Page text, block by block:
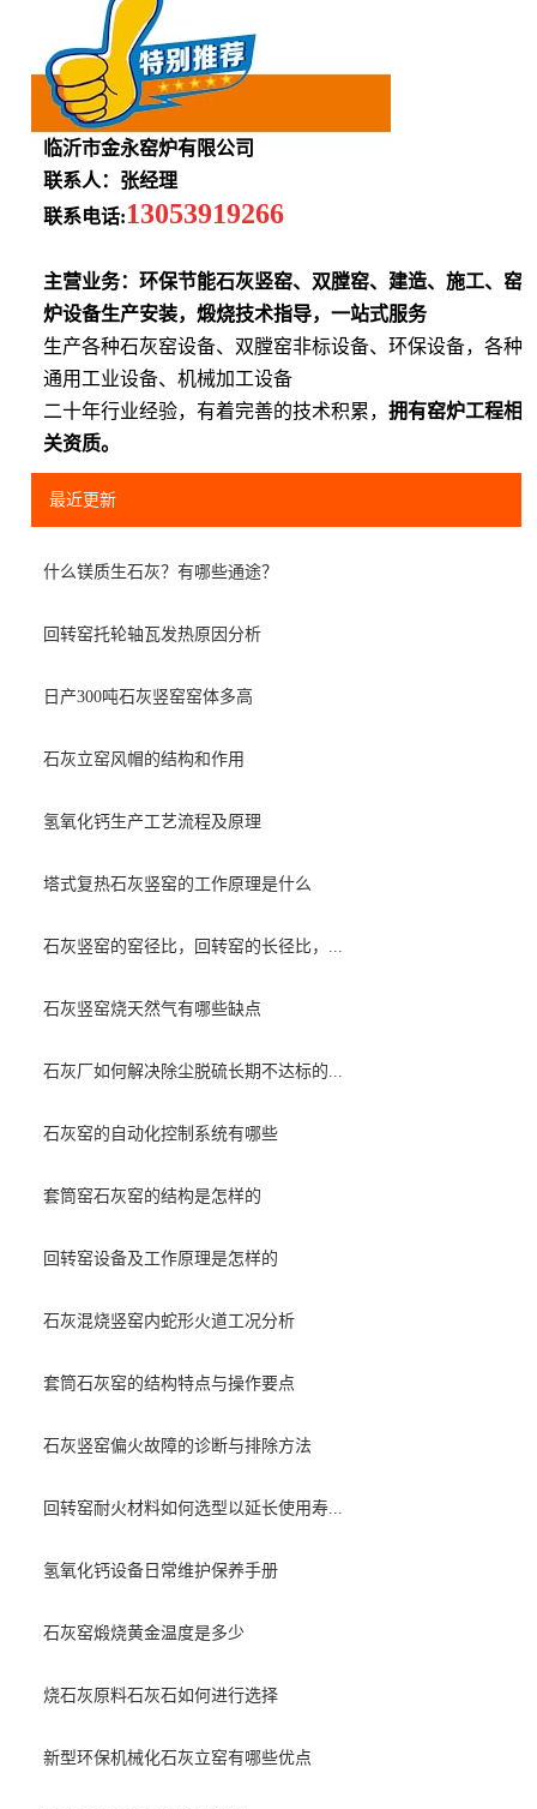
临沂市金永窑炉有限公司
联系人：张经理
联系电话:13053919266
主营业务：环保节能石灰竖窑、双膛窑、建造、施工、窑
炉设备生产安装，煅烧技术指导，一站式服务
生产各种石灰窑设备、双膛窑非标设备、环保设备，各种
通用工业设备、机械加工设备
二十年行业经验，有着完善的技术积累，拥有窑炉工程相
关资质。
最近更新
什么镁质生石灰？有哪些通途？
回转窑托轮轴瓦发热原因分析
日产300吨石灰竖窑窑体多高
石灰立窑风帽的结构和作用
氢氧化钙生产工艺流程及原理
塔式复热石灰竖窑的工作原理是什么
石灰竖窑的窑径比，回转窑的长径比，...
石灰竖窑烧天然气有哪些缺点
石灰厂如何解决除尘脱硫长期不达标的...
石灰窑的自动化控制系统有哪些
套筒窑石灰窑的结构是怎样的
回转窑设备及工作原理是怎样的
石灰混烧竖窑内蛇形火道工况分析
套筒石灰窑的结构特点与操作要点
石灰竖窑偏火故障的诊断与排除方法
回转窑耐火材料如何选型以延长使用寿...
氢氧化钙设备日常维护保养手册
石灰窑煅烧黄金温度是多少
烧石灰原料石灰石如何进行选择
新型环保机械化石灰立窑有哪些优点